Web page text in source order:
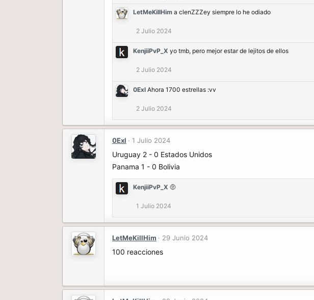
LetMeKillHim a clenZZZey siempre lo he odiado
2 Julio 2024
KenjiiPvP_X yo tmb, pero mejor estar de lejitos de ellos
2 Julio 2024
0Exl Ahora 1700 estrellas :vv
2 Julio 2024
0Exl 1 Julio 2024
Uruguay 2 - 0 Estados Unidos
Panama 1 - 0 Bolivia
KenjiiPvP_X 🤨
1 Julio 2024
LetMeKillHim 29 Junio 2024
100 reacciones